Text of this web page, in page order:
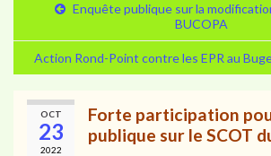
Enquête publique sur la
BUCOPA
Action Rond-Point contre les EPR au
OCT
23
2022
Forte participation
publique sur le SCOT